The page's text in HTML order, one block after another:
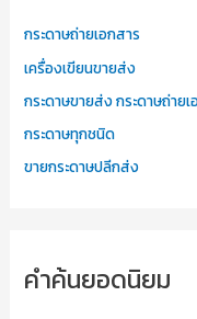
กระดาษถ่ายเอกสาร
เครื่องเขียนขายส่ง
กระดาษขายส่ง กระดาษถ่ายเ
กระดาษทุกชนิด
ขายกระดาษปลีกส่ง
คำค้นยอดนิยม